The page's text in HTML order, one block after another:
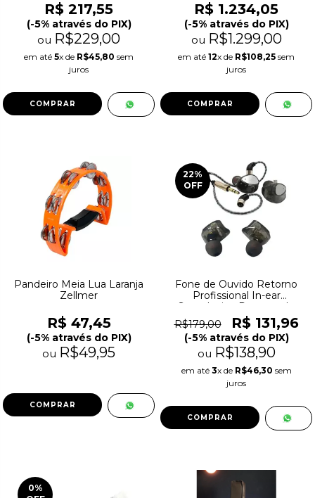
R$ 217,55
(-5% através do PIX)
ou R$229,00
em até 5x de R$45,80 sem
juros
R$ 1.234,05
(-5% através do PIX)
ou R$1.299,00
em até 12x de R$108,25 sem
juros
Pandeiro Meia Lua Laranja
Zellmer
R$ 47,45
(-5% através do PIX)
ou R$49,95
22%
OFF
Fone de Ouvido Retorno
Profissional In-ear
Soundvoice Retorno de
Palco IE-02
R$179,00 R$ 131,96
(-5% através do PIX)
ou R$138,90
em até 3x de R$46,30 sem
juros
0%